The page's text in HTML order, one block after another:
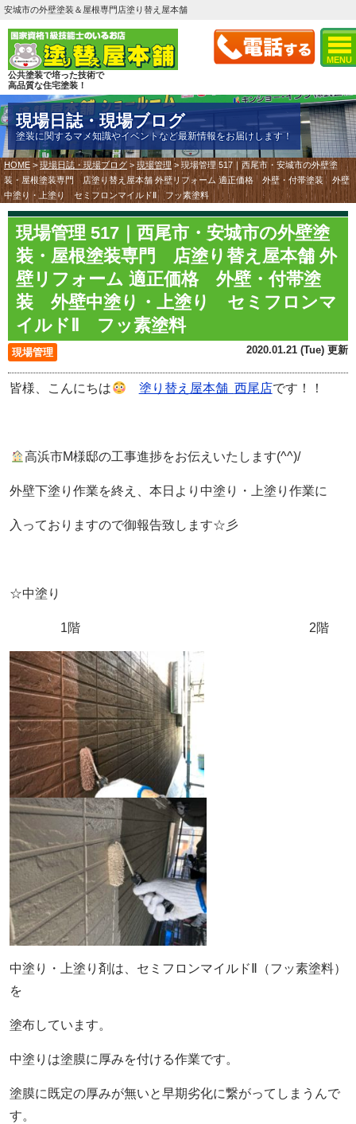
MENU
安城市の外壁塗装＆屋根専門店塗り替え屋本舗
公共塗装で培った技術で
高品質な住宅塗装！
現場日誌・現場ブログ
塗装に関するマメ知識やイベントなど最新情報をお届けします！
HOME >現場日誌・現場ブログ > 現場管理 > 現場管理 517｜西尾市・安城市の外壁塗
装・屋根塗装専門 店塗り替え屋本舗 外壁リフォーム 適正価格 外壁・付帯塗装 外壁
中塗り・上塗り セミフロンマイルドⅡ フッ素塗料
現場管理 517｜西尾市・安城市の外壁塗
装・屋根塗装専門 店塗り替え屋本舗 外
壁リフォーム 適正価格 外壁・付帯塗
装 外壁中塗り・上塗り セミフロンマ
イルドⅡ フッ素塗料
現場管理 2020.01.21 (Tue) 更新
皆様、こんにちは 塗り替え屋本舗 西尾店です！！
高浜市M様邸の工事進捗をお伝えいたします(^^)/
外壁下塗り作業を終え、本日より中塗り・上塗り作業に
入っておりますので御報告致します☆彡
☆中塗り
1階 2階
中塗り・上塗り剤は、セミフロンマイルドⅡ（フッ素塗料）
を
塗布しています。
中塗りは塗膜に厚みを付ける作業です。
塗膜に既定の厚みが無いと早期劣化に繋がってしまうんで
す。